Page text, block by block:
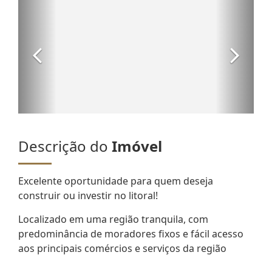
Descrição do Imóvel
Excelente oportunidade para quem deseja
construir ou investir no litoral!
Localizado em uma região tranquila, com
predominância de moradores fixos e fácil acesso
aos principais comércios e serviços da região